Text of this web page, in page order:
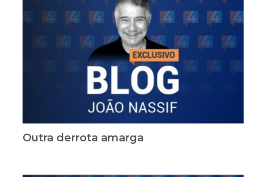
Outra derrota amarga